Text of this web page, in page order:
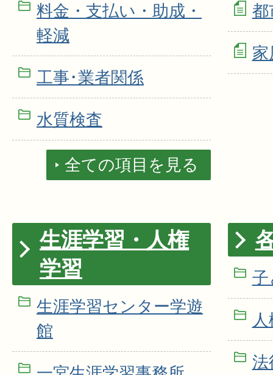
料金・支払い・助成・
軽減
工事･業者関係
水質検査
全ての項目を見る
都
生涯学習・人権
学習
生涯学習センター学遊
館
子
法